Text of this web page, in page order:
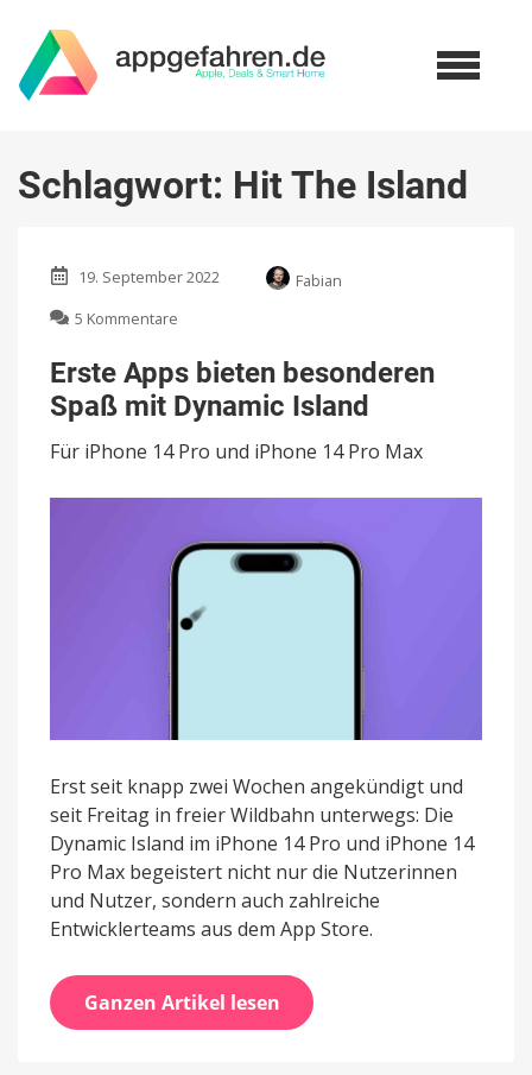
Schlagwort: Hit The Island
19. September 2022
Fabian
5 Kommentare
Apps
bieten
besonderen
mit
Island
Erste Apps bieten besonderen
Spaß mit Dynamic Island
Für iPhone 14 Pro und iPhone 14 Pro Max
Erst seit knapp zwei Wochen angekündigt und
seit Freitag in freier Wildbahn unterwegs: Die
Dynamic Island im iPhone 14 Pro und iPhone 14
Pro Max begeistert nicht nur die Nutzerinnen
und Nutzer, sondern auch zahlreiche
Entwicklerteams aus dem App Store.
Ganzen Artikel lesen